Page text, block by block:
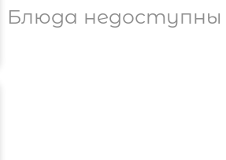
Блюда недоступны